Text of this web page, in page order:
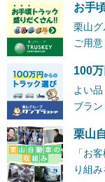
お手
栗山
ご用意
100
よい
ブラン
栗山
「お
り組